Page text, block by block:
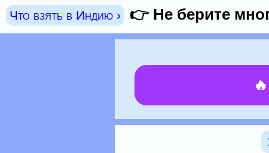
Что взять в Индию › 👉 Не берите